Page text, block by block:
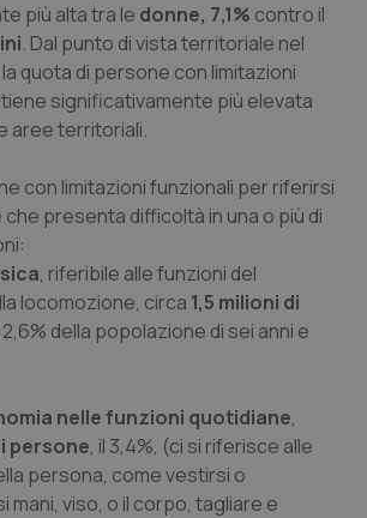
& Rettocolite Ulcerosa
Nutrizione
più alta tra le donne, 7,1% contro il
. Dal punto di vista territoriale nel
quota di persone con limitazioni
significativamente più elevata
aree territoriali.
con limitazioni funzionali per riferirsi
presenta difficoltà in una o più di
, riferibile alle funzioni del
locomozione, circa 1,5 milioni di
2,6% della popolazione di sei anni e
nelle funzioni quotidiane,
persone, il 3,4%, (ci si riferisce alle
persona, come vestirsi o
mani, viso, o il corpo, tagliare e